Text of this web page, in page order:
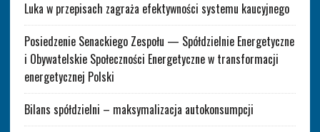
Luka w przepisach zagraża efektywności systemu kaucyjnego
Posiedzenie Senackiego Zespołu — Spółdzielnie Energetyczne
i Obywatelskie Społeczności Energetyczne w transformacji
energetycznej Polski
Bilans spółdzielni – maksymalizacja autokonsumpcji